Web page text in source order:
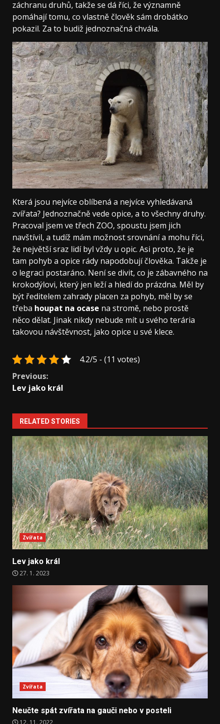
záchranu druhů, takže se dá říci, že významně
pomáhají tomu, co vlastně člověk sám drobátko
pokazil. Za to budiž jednoznačná chvála.
Která jsou nejvíce oblíbená a nejvíce vyhledávaná
zvířata? Jednoznačně vede opice, a to všechny druhy.
Pracoval jsem ve třech ZOO, spoustu jsem jich
navštívil, a tudíž mám možnost srovnání a mohu říci,
že největší sraz lidí byl vždy u opic. Asi proto, že je
tam pohyb a opice rády napodobují člověka. Takže je
o legraci postaráno. Není se divit, co je zábavného na
krokodýlovi, který jen leží a hledí do prázdna. Měl by
být ředitelem zahrady placen za pohyb, měl by se
třeba houpat na ocase na stromě, nebo prostě
něco dělat. Jinak nikdy nebude mít u svého terária
takovou návštěvnost, jako opice u své klece.
4.2/5 - (11 votes)
Continue
Reading
Previous:
Lev jako král
RELATED STORIES
Zvířata
Lev jako král
27. 1. 2023
Zvířata
Neučte spát zvířata na gauči nebo v posteli
12. 11. 2022